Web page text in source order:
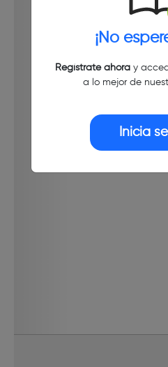
¡No
Regístrate ahoray
a lo mejor de
Inicia